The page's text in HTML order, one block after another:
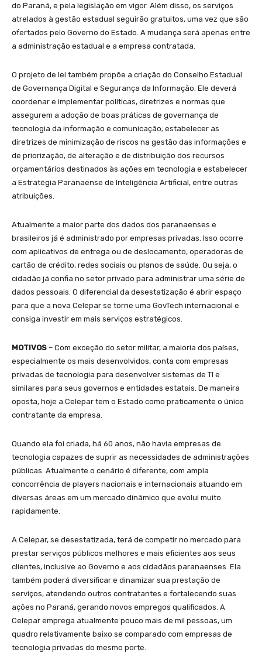
do Paraná, e pela legislação em vigor. Além disso, os serviços
atrelados à gestão estadual seguirão gratuitos, uma vez que são
ofertados pelo Governo do Estado. A mudança será apenas entre
a administração estadual e a empresa contratada.
O projeto de lei também propõe a criação do Conselho Estadual
de Governança Digital e Segurança da Informação. Ele deverá
coordenar e implementar políticas, diretrizes e normas que
assegurem a adoção de boas práticas de governança de
tecnologia da informação e comunicação; estabelecer as
diretrizes de minimização de riscos na gestão das informações e
de priorização, de alteração e de distribuição dos recursos
orçamentários destinados às ações em tecnologia e estabelecer
a Estratégia Paranaense de Inteligência Artificial, entre outras
atribuições.
Atualmente a maior parte dos dados dos paranaenses e
brasileiros já é administrado por empresas privadas. Isso ocorre
com aplicativos de entrega ou de deslocamento, operadoras de
cartão de crédito, redes sociais ou planos de saúde. Ou seja, o
cidadão já confia no setor privado para administrar uma série de
dados pessoais. O diferencial da desestatização é abrir espaço
para que a nova Celepar se torne uma GovTech internacional e
consiga investir em mais serviços estratégicos.
MOTIVOS – Com exceção do setor militar, a maioria dos países,
especialmente os mais desenvolvidos, conta com empresas
privadas de tecnologia para desenvolver sistemas de TI e
similares para seus governos e entidades estatais. De maneira
oposta, hoje a Celepar tem o Estado como praticamente o único
contratante da empresa.
Quando ela foi criada, há 60 anos, não havia empresas de
tecnologia capazes de suprir as necessidades de administrações
públicas. Atualmente o cenário é diferente, com ampla
concorrência de players nacionais e internacionais atuando em
diversas áreas em um mercado dinâmico que evolui muito
rapidamente.
A Celepar, se desestatizada, terá de competir no mercado para
prestar serviços públicos melhores e mais eficientes aos seus
clientes, inclusive ao Governo e aos cidadãos paranaenses. Ela
também poderá diversificar e dinamizar sua prestação de
serviços, atendendo outros contratantes e fortalecendo suas
ações no Paraná, gerando novos empregos qualificados. A
Celepar emprega atualmente pouco mais de mil pessoas, um
quadro relativamente baixo se comparado com empresas de
tecnologia privadas do mesmo porte.